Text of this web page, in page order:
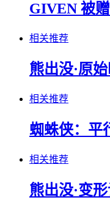
GIVEN 被
相关推荐
熊出没·原
相关推荐
蜘蛛侠：平
相关推荐
熊出没·变